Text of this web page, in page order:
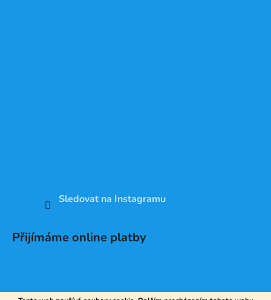
Sledovat na Instagramu
Přijímáme online platby